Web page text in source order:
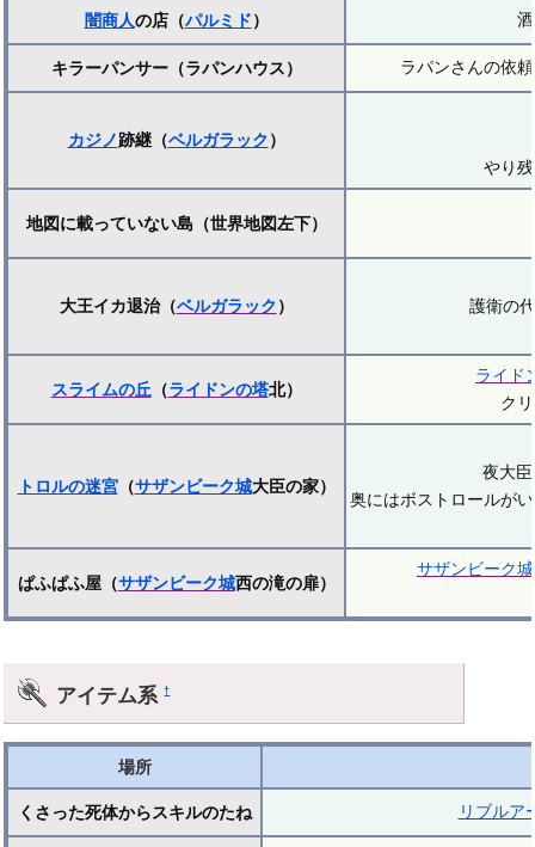
闇商人の店（パルミド）
キラーパンサー（ラパンハウス） ラパンさんの依
カジノ跡継（ベルガラック ）
やり
地図に載っていない島（世界地図左下）
大王イカ退治（ベルガラック ） 護衛の
スライムの丘（ライドンの塔北）
ライド
ク
トロルの迷宮（サザンビーク城大臣の家）
夜大
奥にはボストロールが
ぱふぱふ屋（サザンビーク城西の滝の扉）
サザンビーク城
アイテム系†
場所
くさった死体からスキルのたね リブルア